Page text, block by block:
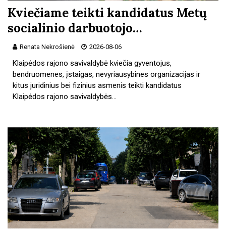
Kviečiame teikti kandidatus Metų
socialinio darbuotojo…
Renata Nekrošienė 2026-08-06
Klaipėdos rajono savivaldybė kviečia gyventojus,
bendruomenes, įstaigas, nevyriausybines organizacijas ir
kitus juridinius bei fizinius asmenis teikti kandidatus
Klaipėdos rajono savivaldybės…